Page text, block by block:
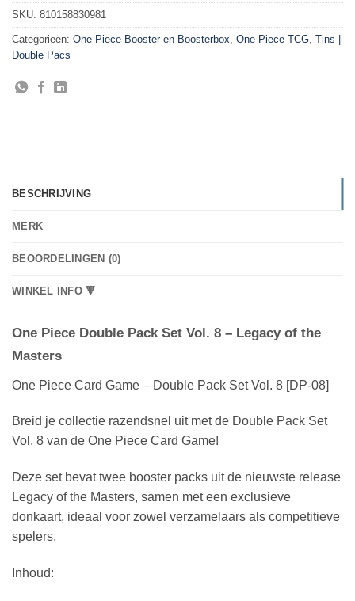
SKU: 810158830981
Categorieën: One Piece Booster en Boosterbox One Piece TCG Tins |
Double Pacs
BESCHRIJVING
MERK
BEOORDELINGEN (0)
WINKEL INFO 🔻
One Piece Double Pack Set Vol. 8 – Legacy of the
Masters
One Piece Card Game – Double Pack Set Vol. 8 [DP-08]
Breid je collectie razendsnel uit met de Double Pack Set
Vol. 8 van de One Piece Card Game!
Deze set bevat twee booster packs uit de nieuwste release
Legacy of the Masters, samen met een exclusieve
donkaart, ideaal voor zowel verzamelaars als competitieve
spelers.
Inhoud: